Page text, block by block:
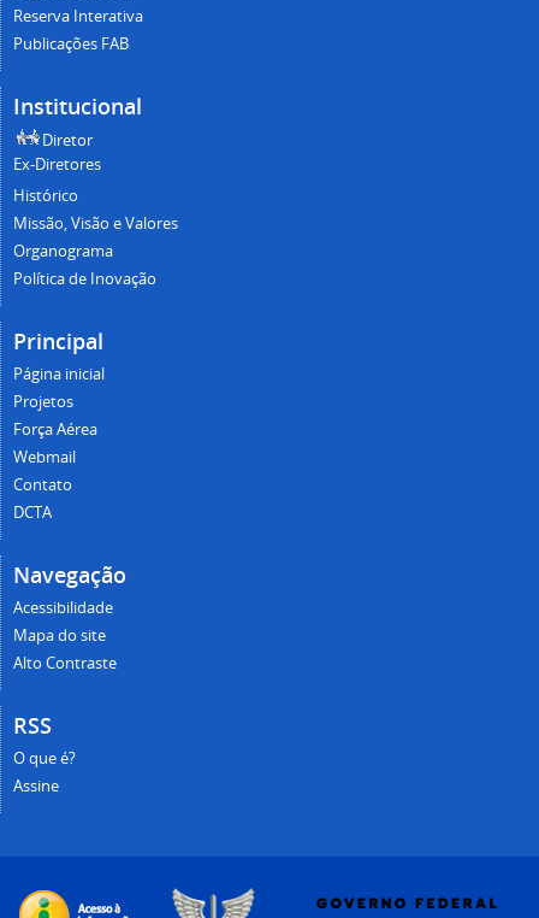
Reserva Interativa
Publicações FAB
Institucional
Diretor
Ex-Diretores
Histórico
Missão, Visão e Valores
Organograma
Política de Inovação
Principal
Página inicial
Projetos
Força Aérea
Webmail
Contato
DCTA
Navegação
Acessibilidade
Mapa do site
Alto Contraste
RSS
O que é?
Assine